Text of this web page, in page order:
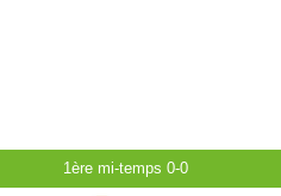
1ère mi-temps 0-0